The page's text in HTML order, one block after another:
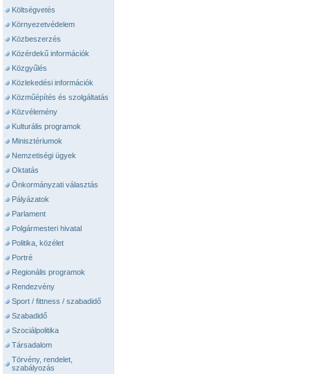
Költségvetés
Környezetvédelem
Közbeszerzés
Közérdekű információk
Közgyűlés
Közlekedési információk
Közműépítés és szolgáltatás
Közvélemény
Kulturális programok
Minisztériumok
Nemzetiségi ügyek
Oktatás
Önkormányzati választás
Pályázatok
Parlament
Polgármesteri hivatal
Politika, közélet
Portré
Regionális programok
Rendezvény
Sport / fittness / szabadidő
Szabadidő
Szociálpolitika
Társadalom
Törvény, rendelet,
szabályozás